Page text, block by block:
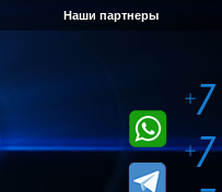
Наши партнеры